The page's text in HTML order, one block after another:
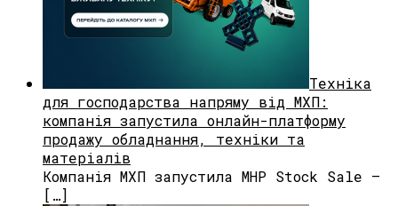
Техніка
для господарства напряму від МХП:
компанія запустила онлайн-платформу
продажу обладнання, техніки та
матеріалів
Компанія МХП запустила MHP Stock Sale —
[…]